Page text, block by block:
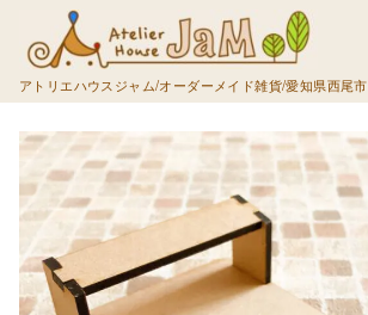
ン
アトリエハウスジャム/オーダーメイド雑貨/愛知県西尾市